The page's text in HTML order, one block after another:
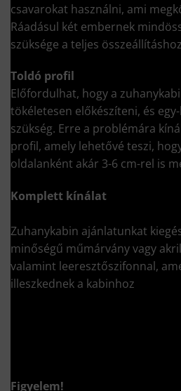
csavarokat használni, ami
Ráadásul két embernek
szüksége a teljes
Toldó profil
Előfordulhat, hogy a
tökéletesen előkészíteni, és
szükség. Erre a problémára
profil, amely lehetővé teszi,
oldalanként akár 3-6 cm-rel is
Komplett kínálat
Zuhanykabin ajánlatunkat
minőségű műmárvány vagy
valamint leeresztőszifonnal,
illeszkednek a kabinhoz
Figyelem!